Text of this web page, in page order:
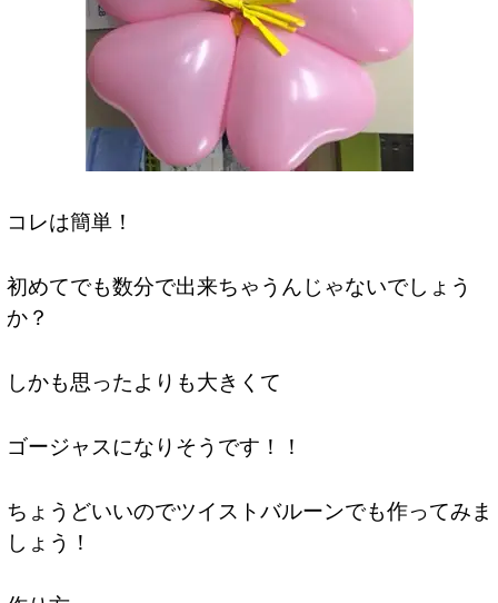
コレは簡単！
初めてでも数分で出来ちゃうんじゃないでしょう
か？
しかも思ったよりも大きくて
ゴージャスになりそうです！！
ちょうどいいのでツイストバルーンでも作ってみま
しょう！